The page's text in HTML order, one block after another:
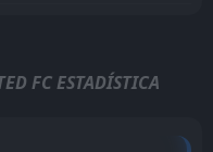
FC ESTADÍSTICA